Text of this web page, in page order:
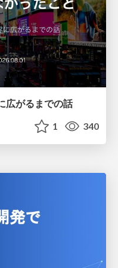
広がるまでの話
1 340